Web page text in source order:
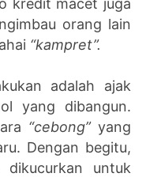
orang lain
“kampret”.
adalah ajak
yang dibangun.
“cebong”yang
Dengan begitu,
untuk